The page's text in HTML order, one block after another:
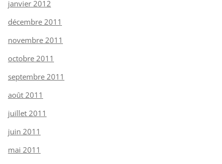
janvier 2012
décembre 2011
novembre 2011
octobre 2011
septembre 2011
août 2011
juillet 2011
juin 2011
mai 2011